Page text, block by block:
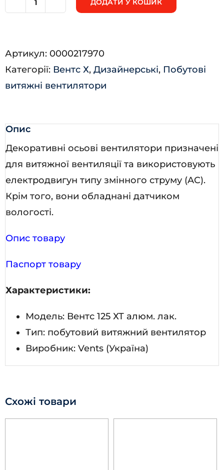
алюм.
лак.
кількість
ДОДАТИ У КОШИК
Артикул: 0000217970
Категорії: Вентс Х, Дизайнерські, Побутові
витяжні вентилятори
Опис
Декоративні осьові вентилятори призначені
для витяжної вентиляції та використовують
електродвигун типу змінного струму (AC).
Крім того, вони обладнані датчиком
вологості.
Опис товару
Паспорт товару
Характеристики:
Модель: Вентс 125 ХТ алюм. лак.
Тип: побутовий витяжний вентилятор
Виробник: Vents (Україна)
Схожі товари